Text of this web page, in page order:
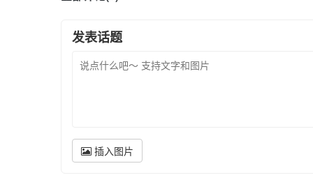
发表话题
插入图片